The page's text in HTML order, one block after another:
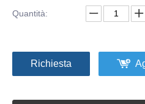
Quantità:
Richiesta